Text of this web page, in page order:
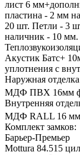
лист 6
пластина - 2 мм
20 шт. Петли - 3
наличник - 10
Акустик Батс+
уплотнения с
Наружная
МДФ ПВХ 16мм
Внутренняя
МДФ RALL 16 мм
Комплект замков:
Барьер-Премьер
Mottura 84.515